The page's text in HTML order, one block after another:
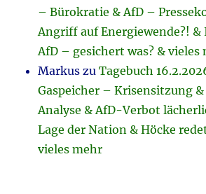
– Bürokratie & AfD –
Angriff auf Energiewende?!
AfD – gesichert was? & vieles
Markus zuTagebuch
Gaspeicher – Krisensitzung
Analyse & AfD-Verbot
Lage der Nation & Höcke
vieles mehr